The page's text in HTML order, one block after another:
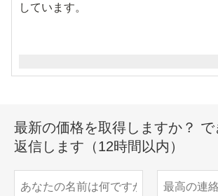
しています。
最新の価格を取得しますか？ で
返信します（12時間以内）